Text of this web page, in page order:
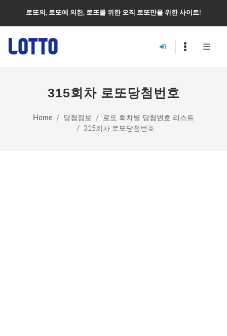
로또의, 로또에 의한, 로또를 위한 오직 로또만을 위한 사이트!
315회차 로또당첨번호
Home 당첨정보
로또 회차별 당첨번호 리스트
315회차 로또당첨번호